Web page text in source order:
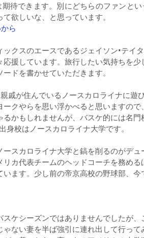
待できます。別にどちらのファンと
欲しいな、と思っています。
ら
クスのエースであるジェイソン•テイ
援しています。旅行したい気持ちを
ドを書かせていただきます。
戚が住んでいるノースカロライナに遊
クやらを思い浮かべると思いますの
かもしれませんが、バスケ的には名門
身校はノースカロライナ大学です。
スカロライナ大学と鎬を削るのがデュ
カ代表チームのヘッドコーチを務める
ます。少し前の帝京高校の野球部、
ケシーズンではありませんでしたが、
ない妻を半ば強引に連れ出して行っ